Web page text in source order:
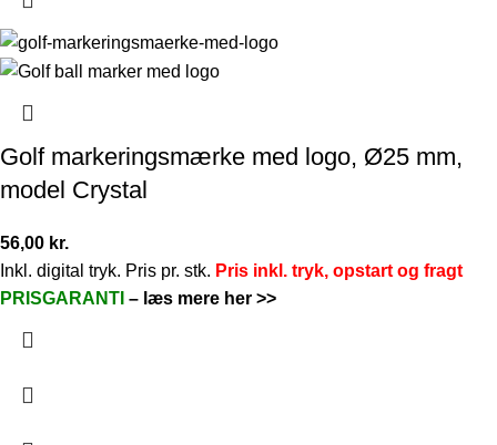
Golf markeringsmærke med logo, Ø25 mm,
model Crystal
56,00 kr.
Inkl. digital tryk. Pris pr. stk. Pris inkl. tryk, opstart og fragt
PRISGARANTI – læs mere her >>